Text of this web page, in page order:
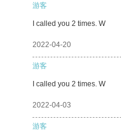
游客
I called you 2 times. W
2022-04-20
游客
I called you 2 times. W
2022-04-03
游客